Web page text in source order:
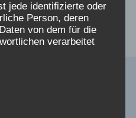
jede identifizierte oder
Person, deren
von dem für die
verarbeitet